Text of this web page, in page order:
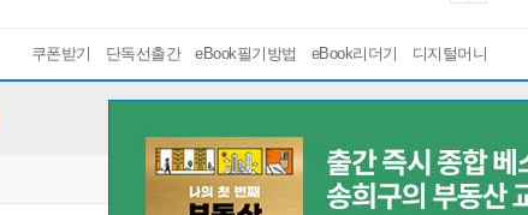
쿠폰받기 단독선출간 eBook필기방법 eBook리더기 디지털머니